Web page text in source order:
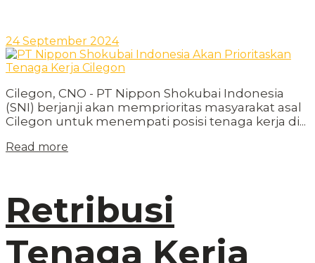
24 September 2024
Cilegon, CNO - PT Nippon Shokubai Indonesia
(SNI) berjanji akan memprioritas masyarakat asal
Cilegon untuk menempati posisi tenaga kerja di...
Read more
Retribusi
Tenaga Kerja